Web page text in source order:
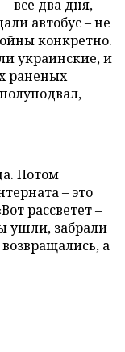
все два дня,
автобус – не
конкретно.
украинские, и
раненых
Потом
– это
рассветет –
ушли, забрали
а